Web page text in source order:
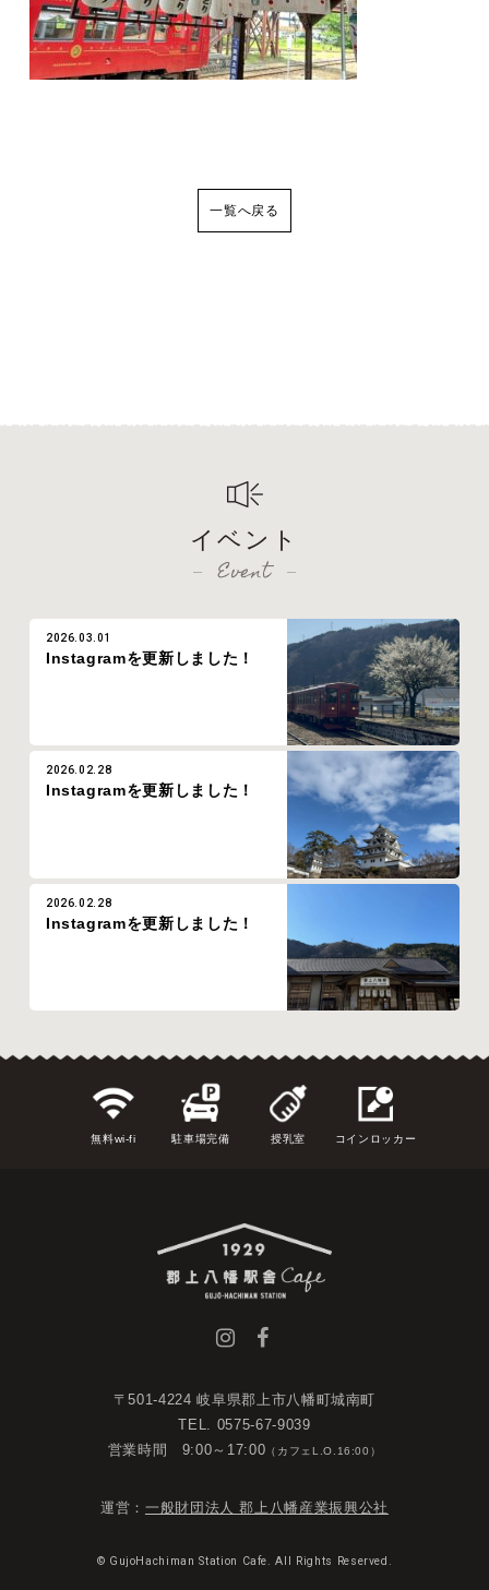
一覧へ戻る
イベント
Event
2026.03.01
Instagramを更新しました！
2026.02.28
Instagramを更新しました！
2026.02.28
Instagramを更新しました！
無料wi-fi 駐車場完備 授乳室 コインロッカー
〒501-4224 岐阜県郡上市八幡町城南町
TEL. 0575-67-9039
営業時間 9:00～17:00 （カフェL.O.16:00）
運営： 一般財団法人 郡上八幡産業振興公社
© GujoHachiman Station Cafe. All Rights Reserved.